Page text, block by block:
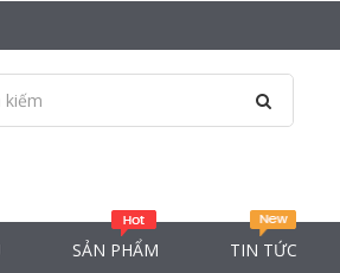
SẢN PHẨM TIN TỨC